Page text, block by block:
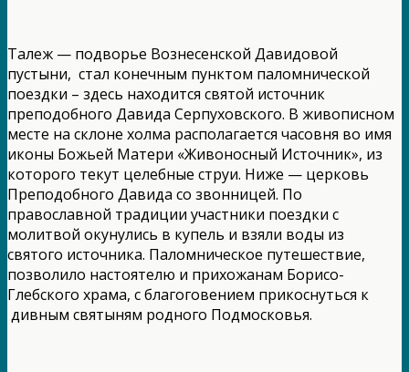
Талеж — подворье Вознесенской Давидовой
пустыни, стал конечным пунктом паломнической
поездки – здесь находится святой источник
преподобного Давида Серпуховского. В живописном
месте на склоне холма располагается часовня во имя
иконы Божьей Матери «Живоносный Источник», из
которого текут целебные струи. Ниже — церковь
Преподобного Давида со звонницей. По
православной традиции участники поездки с
молитвой окунулись в купель и взяли воды из
святого источника. Паломническое путешествие,
позволило настоятелю и прихожанам Борисо-
Глебского храма, с благоговением прикоснуться к
дивным святыням родного Подмосковья.